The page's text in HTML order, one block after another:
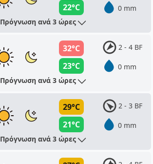
22°C
0 mm
Πρόγνωση ανά 3 ώρες
32°C
23°C
2 - 4 BF
0 mm
Πρόγνωση ανά 3 ώρες
29°C
21°C
2 - 3 BF
0 mm
Πρόγνωση ανά 3 ώρες